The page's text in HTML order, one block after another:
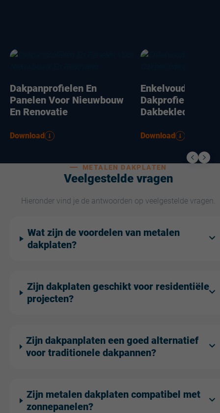
Dakpanprofielen En
Panelen Voor Nieuwbouw
En Renovatie
Download
Enkelvoudige
Dakprofielen
Dakbekleding
Download
METALEN DAKPLATEN
Veelgestelde vragen
Hieronder vind je de antwoorden op veelgestelde vragen.
Wat zijn de voordelen van metalen
dakplaten?
Zijn dakplaten geschikt voor residentiële
projecten?
Zijn dakpanplaten een goed alternatief
voor traditionele dakpannen?
Zijn metalen dakplaten compatibel met
zonnepanelen?